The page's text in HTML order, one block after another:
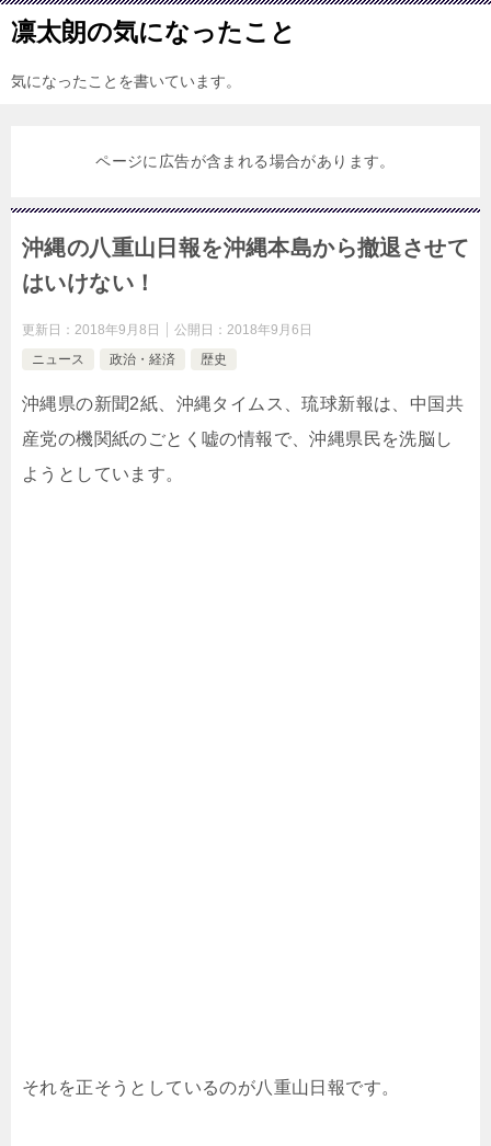
凛太朗の気になったこと
気になったことを書いています。
ページに広告が含まれる場合があります。
沖縄の八重山日報を沖縄本島から撤退させて
はいけない！
更新日： 2018年9月8日 公開日： 2018年9月6日
ニュース
政治・経済 歴史
沖縄県の新聞2紙、沖縄タイムス、琉球新報は、中国共
産党の機関紙のごとく嘘の情報で、沖縄県民を洗脳し
ようとしています。
それを正そうとしているのが八重山日報です。